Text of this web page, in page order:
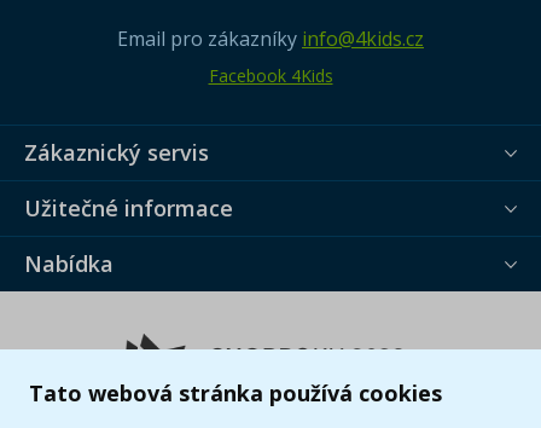
Tato webová stránka používá cookies
Email pro zákazníky info@4kids.cz
Facebook 4Kids
Zákaznický servis
Užitečné informace
Nabídka